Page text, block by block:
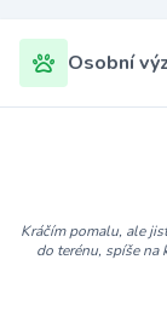
Osobní
Kráčím pomalu, ale
do terénu, spíše na